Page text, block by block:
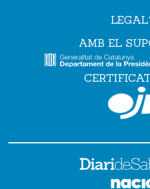
LEGAL
AMB EL